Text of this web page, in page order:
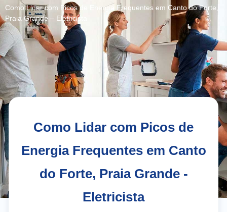
Como Lidar com Picos de Energia Frequentes em Canto do Forte,
Praia Grande – Eletricista
Como Lidar com Picos de
Energia Frequentes em Canto
do Forte, Praia Grande -
Eletricista